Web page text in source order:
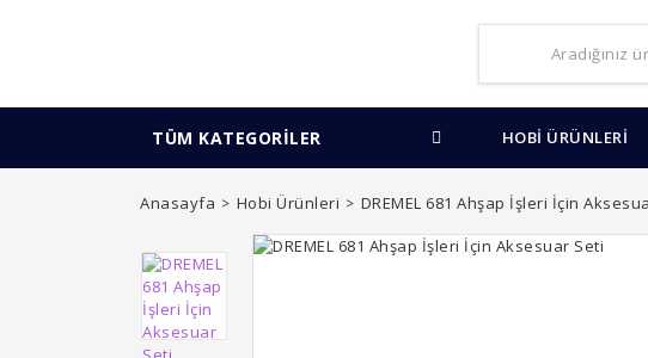
TÜM KATEGORİLER HOBİ ÜRÜNLERİ
Anasayfa Hobi Ürünleri DREMEL 681 Ahşap İşleri İçin